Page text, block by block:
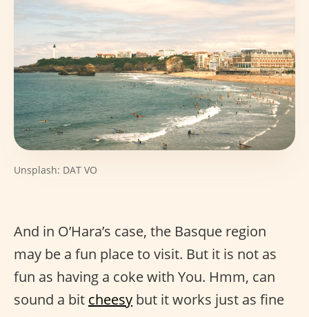
Unsplash: DAT VO
And in O’Hara’s case, the Basque region
may be a fun place to visit. But it is not as
fun as having a coke with You. Hmm, can
sound a bit cheesy but it works just as fine